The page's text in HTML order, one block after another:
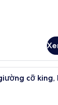
cỡ king,